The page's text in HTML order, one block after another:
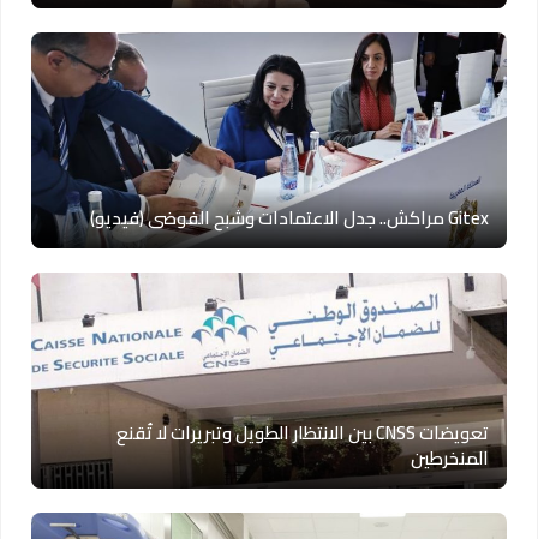
Gitex مراكش.. جدل الاعتمادات وشبح الفوضى (فيديو)
تعويضات CNSS بين الانتظار الطويل وتبريرات لا تُقنع
المنخرطين